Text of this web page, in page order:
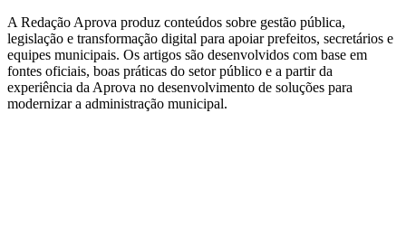
A Redação Aprova produz conteúdos sobre gestão pública,
legislação e transformação digital para apoiar prefeitos, secretários e
equipes municipais. Os artigos são desenvolvidos com base em
fontes oficiais, boas práticas do setor público e a partir da
experiência da Aprova no desenvolvimento de soluções para
modernizar a administração municipal.